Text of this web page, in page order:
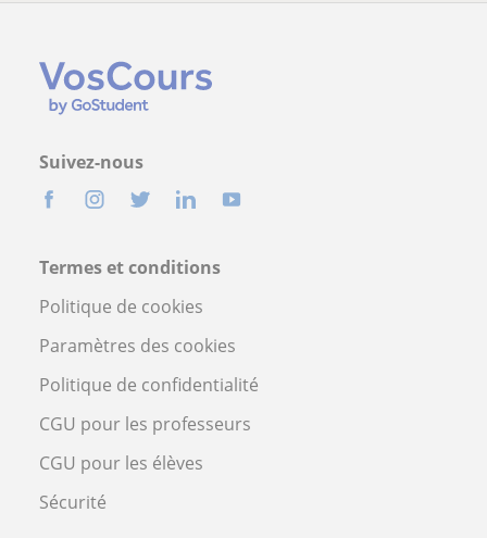
Suivez-nous
Termes et conditions
Politique de cookies
Paramètres des cookies
Politique de confidentialité
CGU pour les professeurs
CGU pour les élèves
Sécurité